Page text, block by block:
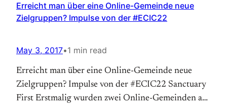
Büsch, mit ihm auf der gut gefüllten Bühne SPD-
MdB Saskia Esken, Mitglied im Ausschuss “Digitale
Erreicht man über eine Online-Gemeinde neue
Zielgruppen? Impulse von der #ECIC22
May 3, 2017•1 min read
Erreicht man über eine Online-Gemeinde neue
Zielgruppen? Impulse von der #ECIC22 Sanctuary
First Erstmalig wurden zwei Online-Gemeinden auf